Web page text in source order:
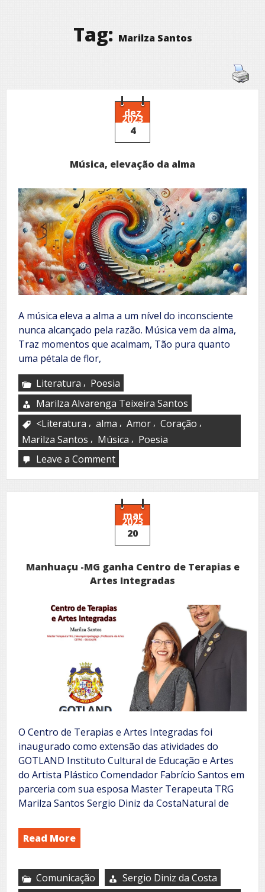
Tag: Marilza Santos
dez
2023
4
Música, elevação da alma
A música eleva a alma a um nível do inconsciente
nunca alcançado pela razão. Música vem da alma,
Traz momentos que acalmam, Tão pura quanto
uma pétala de flor,
Literatura , Poesia
Marilza Alvarenga Teixeira Santos
<Literatura , alma , Amor , Coração ,
Marilza Santos , Música , Poesia
Leave a Commenton
elevação
da
alma
mar
2023
20
Manhuaçu -MG ganha Centro de Terapias e
Artes Integradas
O Centro de Terapias e Artes Integradas foi
inaugurado como extensão das atividades do
GOTLAND Instituto Cultural de Educação e Artes
do Artista Plástico Comendador Fabrício Santos em
parceria com sua esposa Master Terapeuta TRG
Marilza Santos Sergio Diniz da CostaNatural de
Read More
Comunicação
Sergio Diniz da Costa